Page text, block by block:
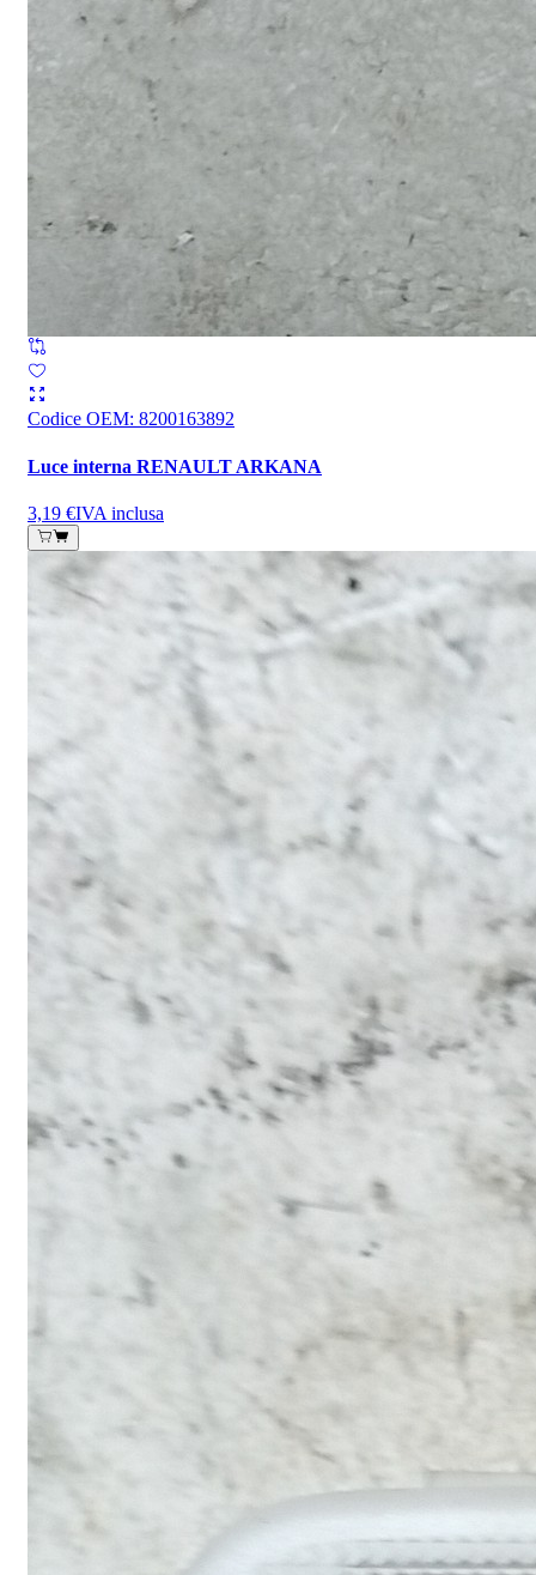
Codice OEM: 8200163892
Luce interna RENAULT ARKANA
3,19 €IVA inclusa